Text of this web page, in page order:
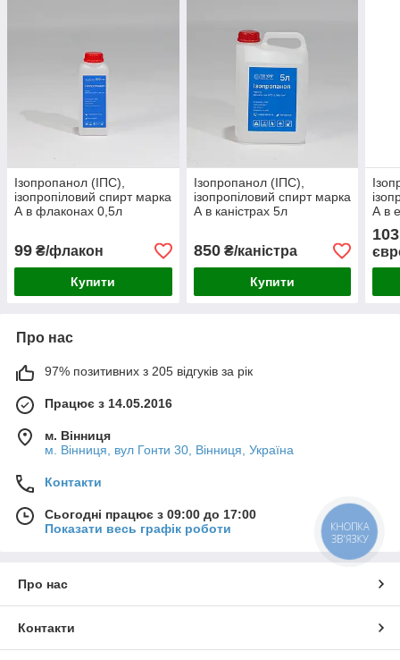
Ізопропанол (ІПС),
ізопропіловий спирт марка
А в флаконах 0,5л
99 ₴/флакон
Купити
Ізопропанол (ІПС),
ізопропіловий спирт марка
А в каністрах 5л
850₴/каністра
Купити
А в
Про нас
97% позитивних з 205 відгуків за рік
Працює з 14.05.2016
м. Вінниця
м. Вінниця, вул Гонти 30, Вінниця, Україна
Контакти
Сьогодні працює з 09:00 до 17:00
Показати весь графік роботи
Про нас
Контакти
КНОПКА
ЗВ'ЯЗКУ